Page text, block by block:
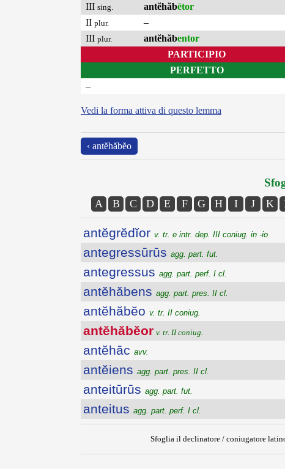
III sing. antĕhăbētor
II plur.
–
III plur. antĕhăbentor
PARTICIPIO
PERFETTO
–
Vedi la forma attiva di questo lemma
‹ antĕhăbĕo
A B C D E F G H I J K
antĕgrĕdĭor v. tr. e intr. dep. III coniug. in -io
antegressūrūs agg. part. fut.
antegressus agg. part. perf. I cl.
antĕhăbens agg. part. pres. II cl.
antĕhăbĕo v. tr. II coniug.
antĕhăbĕor v. tr. II coniug.
antĕhāc avv.
antĕiens agg. part. pres. II cl.
anteitūrūs agg. part. fut.
anteitus agg. part. perf. I cl.
Sfoglia il declinatore / coniugatore